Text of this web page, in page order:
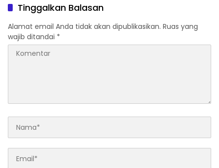
Tinggalkan Balasan
Alamat email Anda tidak akan dipublikasikan. Ruas yang
wajib ditandai *